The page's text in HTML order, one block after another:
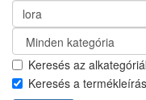
Keresés az
Keresés a